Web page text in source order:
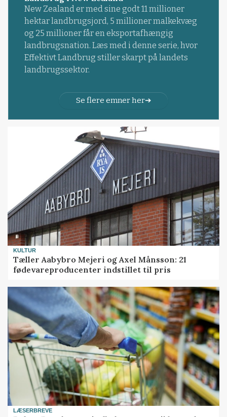
New Zealand er med sine godt 11 millioner
hektar landbrugsjord, 5 millioner malkekvæg
og 25 millioner får en eksportafhængig
landbrugsnation. Læs med i denne serie, hvor
Effektivt Landbrug stiller skarpt på landets
landbrugssektor.
Se flere emner her
KULTUR
Tæller Aabybro Mejeri og Axel Månsson: 21
fødevareproducenter indstillet til pris
LÆSERBREVE